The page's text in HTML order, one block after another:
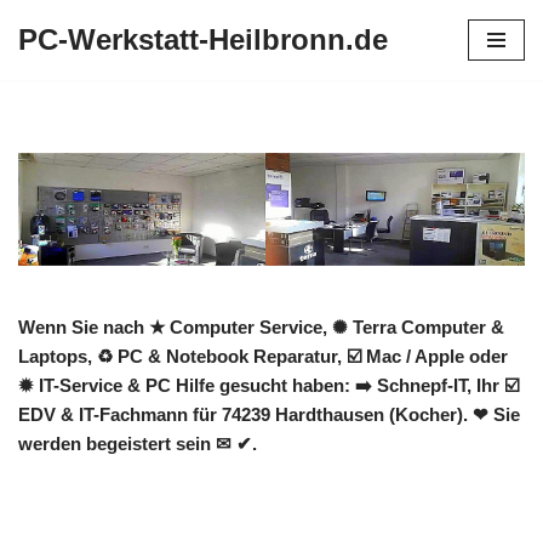
PC-Werkstatt-Heilbronn.de
Wenn Sie nach ★ Computer Service, ✺ Terra Computer &
Laptops, ♻ PC & Notebook Reparatur, ☑️ Mac / Apple oder
✹ IT-Service & PC Hilfe gesucht haben: ➡️ Schnepf-IT, Ihr ☑️
EDV & IT-Fachmann für 74239 Hardthausen (Kocher). ❤ Sie
werden begeistert sein ✉ ✔.